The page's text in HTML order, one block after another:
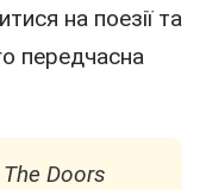
на поезії та
передчасна
The Doors